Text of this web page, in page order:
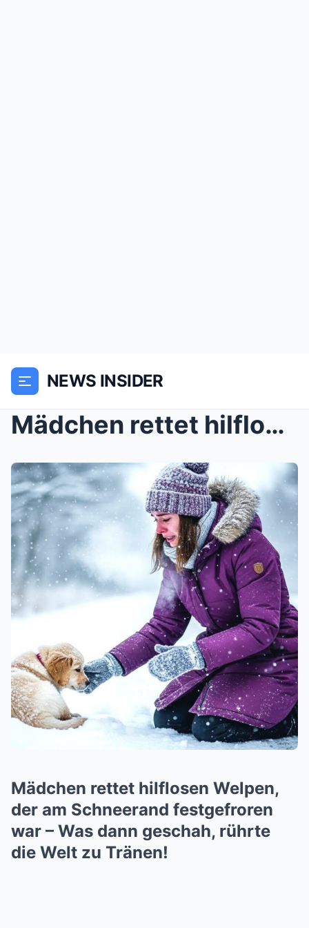
NEWS INSIDER
Mädchen rettet hilflosen Welpen, der am Schneerand...
Mädchen rettet hilflosen Welpen,
der am Schneerand festgefroren
war – Was dann geschah, rührte
die Welt zu Tränen!